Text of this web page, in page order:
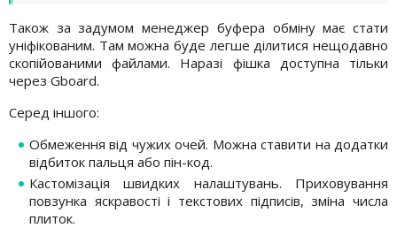
Також за задумом менеджер буфера обміну має стати
уніфікованим. Там можна буде легше ділитися нещодавно
скопійованими файлами. Наразі фішка доступна тільки
через Gboard.
Серед іншого:
Обмеження від чужих очей. Можна ставити на додатки
відбиток пальця або пін-код.
Кастомізація швидких налаштувань. Приховування
повзунка яскравості і текстових підписів, зміна числа
плиток.